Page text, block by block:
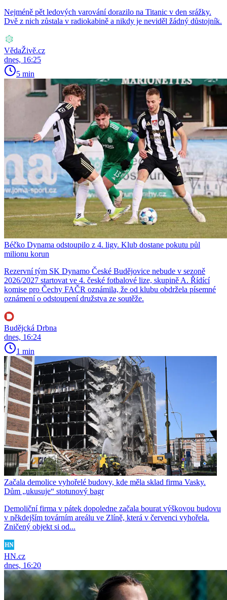
Nejméně pět ledových varování dorazilo na Titanic v den srážky.
Dvě z nich zůstala v radiokabině a nikdy je neviděl žádný důstojník.
VědaŽivě.cz
dnes, 16:25
5 min
Béčko Dynama odstoupilo z 4. ligy. Klub dostane pokutu půl
milionu korun
Rezervní tým SK Dynamo České Budějovice nebude v sezoně
2026/2027 startovat ve 4. české fotbalové lize, skupině A. Řídící
komise pro Čechy FAČR oznámila, že od klubu obdržela písemné
oznámení o odstoupení družstva ze soutěže.
Budějcká Drbna
dnes, 16:24
1 min
Začala demolice vyhořelé budovy, kde měla sklad firma Vasky.
Dům „ukusuje“ stotunový bagr
Demoliční firma v pátek dopoledne začala bourat výškovou budovu
v někdejším továrním areálu ve Zlíně, která v červenci vyhořela.
Zničený objekt si od...
HN.cz
dnes, 16:20